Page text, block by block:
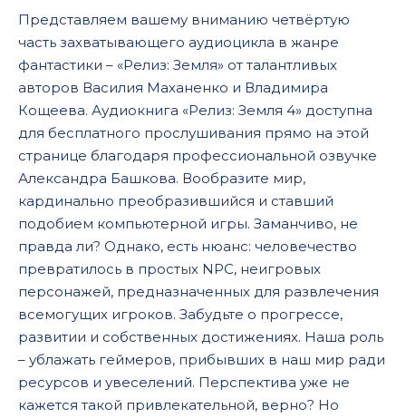
15
17
18
19
20
Представляем вашему вниманию четвёртую
часть захватывающего аудиоцикла в жанре
фантастики – «Релиз: Земля» от талантливых
авторов Василия Маханенко и Владимира
Кощеева. Аудиокнига «Релиз: Земля 4» доступна
для бесплатного прослушивания прямо на этой
странице благодаря профессиональной озвучке
Александра Башкова. Вообразите мир,
кардинально преобразившийся и ставший
подобием компьютерной игры. Заманчиво, не
правда ли? Однако, есть нюанс: человечество
превратилось в простых NPC, неигровых
персонажей, предназначенных для развлечения
всемогущих игроков. Забудьте о прогрессе,
развитии и собственных достижениях. Наша роль
– ублажать геймеров, прибывших в наш мир ради
ресурсов и увеселений. Перспектива уже не
кажется такой привлекательной, верно? Но